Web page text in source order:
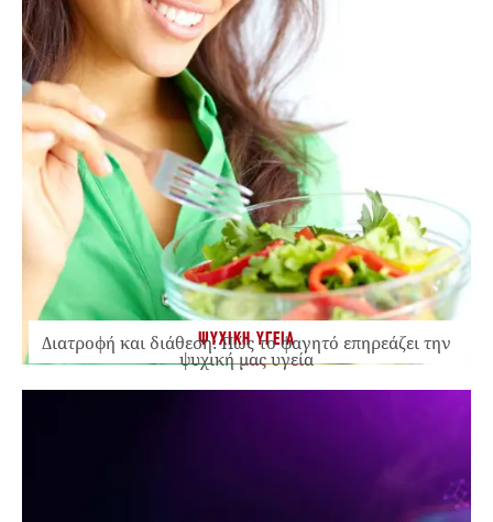
ΨΥΧΙΚΗ ΥΓΕΙΑ
Διατροφή και διάθεση: Πώς το φαγητό επηρεάζει την
ψυχική μας υγεία